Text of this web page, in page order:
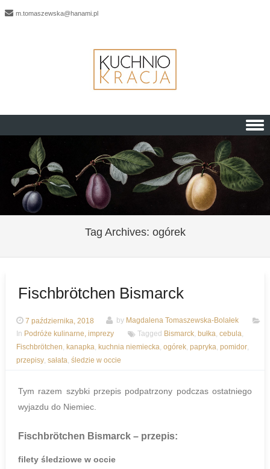
m.tomaszewska@hanami.pl
Skip to content
Tag Archives: ogórek
Fischbrötchen Bismarck
7 października, 2018 by Magdalena Tomaszewska-Bolałek
In Podróże kulinarne, imprezy Tagged Bismarck, bułka, cebula,
Fischbrötchen, kanapka, kuchnia niemiecka, ogórek, papryka, pomidor,
przepisy, sałata, śledzie w occie
Tym razem szybki przepis podpatrzony podczas ostatniego
wyjazdu do Niemiec.
Fischbrötchen Bismarck – przepis:
filety śledziowe w occie